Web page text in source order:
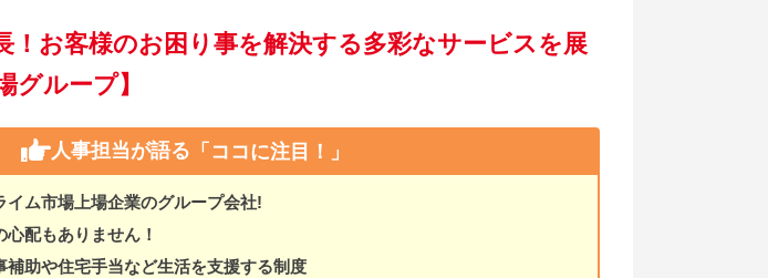
！お客様のお困り事を解決する多彩なサービスを展
グループ】
人事担当が語る 「ココに注目！」
イム市場上場企業のグループ会社!
心配もありません！
補助や住宅手当など生活を支援する制度